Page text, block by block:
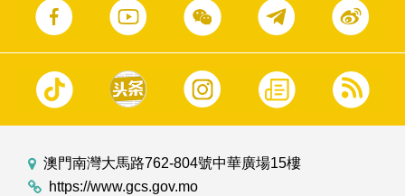
澳門南灣大馬路762-804號中華廣場15樓
https://www.gcs.gov.mo